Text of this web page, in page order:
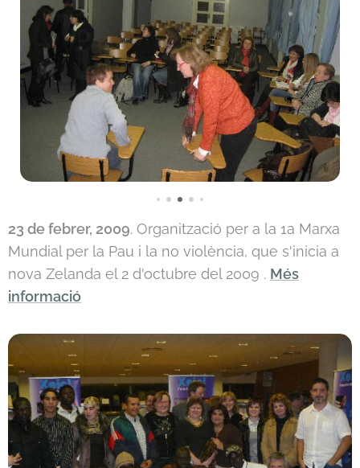
23 de febrer, 2009. Organització per a la 1a Marxa
Mundial per la Pau i la no violència, que s'inicia a
nova Zelanda el 2 d'octubre del 2009 . Més
informació